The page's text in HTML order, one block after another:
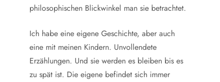
philosophischen Blickwinkel man sie betrachtet.
Ich habe eine eigene Geschichte, aber auch
eine mit meinen Kindern. Unvollendete
Erzählungen. Und sie werden es bleiben bis es
zu spät ist. Die eigene befindet sich immer